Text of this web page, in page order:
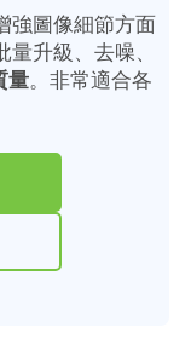
強圖像細節方面
升級、去噪、
量。非常適合各